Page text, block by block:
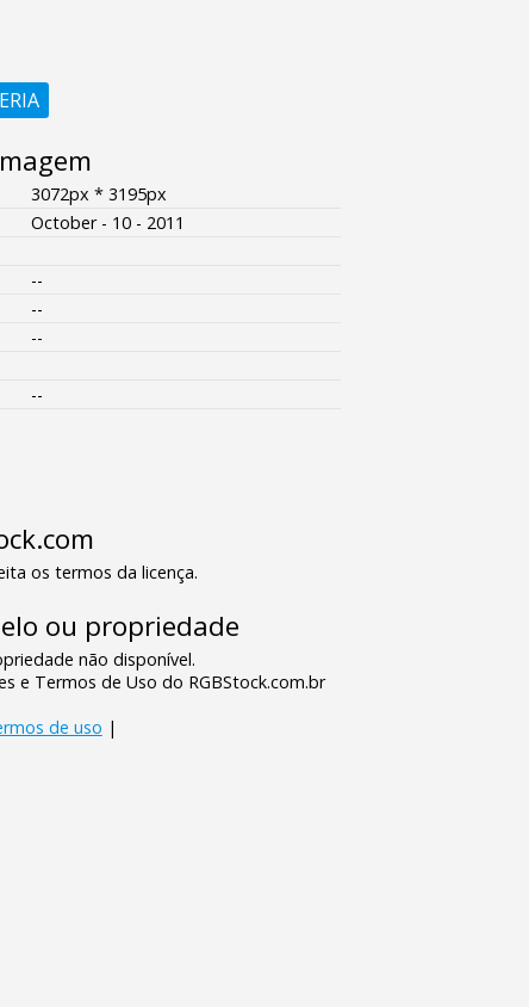
3072px * 3195px
October - 10 - 2011
--
--
--
--
os termos da licença.
ou propriedade
não disponível.
e Termos de Uso do RGBStock.com.br
de uso |